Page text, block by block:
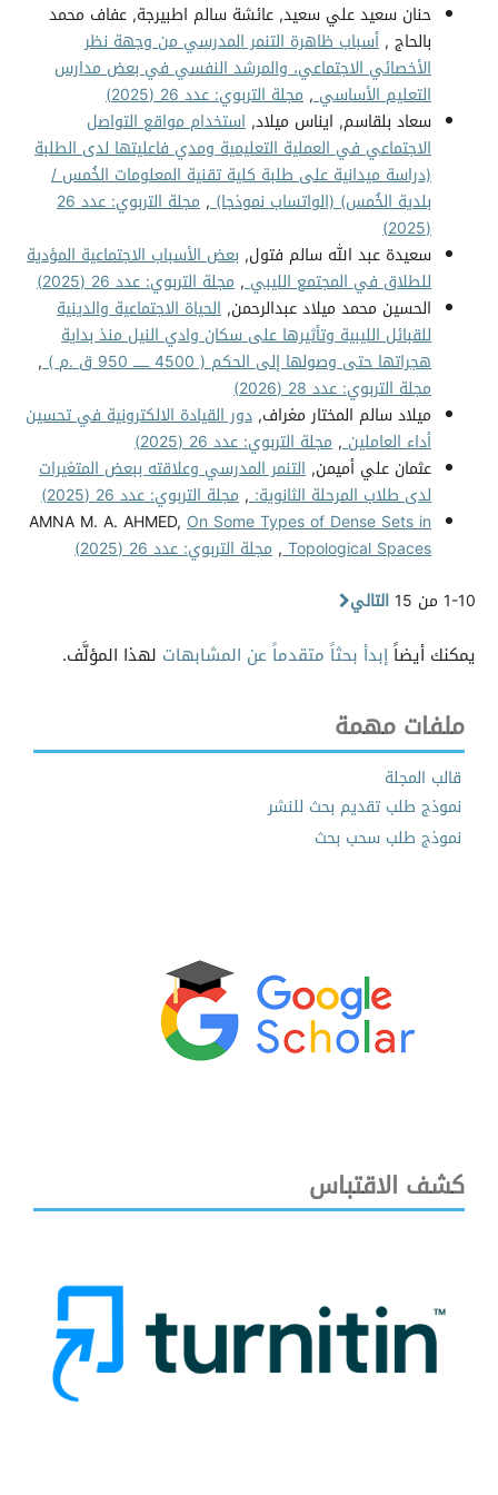
حنان سعيد علي سعيد, عائشة سالم اطبيرجة, عفاف محمد
بالحاج , أسباب ظاهرة التنمر المدرسي من وجهة نظر
الأخصائي الاجتماعي، والمرشد النفسي في بعض مدارس
التعليم الأساسي, مجلة التربوي: عدد 26 (2025)
سعاد بلقاسم, ايناس ميلاد, استخدام مواقع التواصل
الاجتماعي في العملية التعليمية ومدي فاعليتها لدى الطلبة
(دراسة ميدانية على طلبة كلية تقنية المعلومات الخُمس /
بلدية الخُمس) (الواتساب نموذجا),
مجلة التربوي: عدد 26
(2025)
سعيدة عبد الله سالم فتول, بعض الأسباب الاجتماعية المؤدية
للطلاق في المجتمع الليبي, مجلة التربوي: عدد 26 (2025)
الحسين محمد ميلاد عبدالرحمن, الحياة الاجتماعية والدينية
للقبائل الليبية وتأثيرها على سكان وادي النيل منذ بداية
هجراتها حتى وصولها إلى الحكم ( 4500 ـــــــ 950 ق .م )
,
مجلة التربوي: عدد 28 (2026)
ميلاد سالم المختار مغراف, دور القيادة الالكترونية في تحسين
أداء العاملين, مجلة التربوي: عدد 26 (2025)
عثمان علي أميمن, التنمر المدرسي وعلاقته ببعض المتغيرات
لدى طلاب المرحلة الثانوية:, مجلة التربوي: عدد 26 (2025)
AMNA M. A. AHMED,On Some Types of Dense Sets in
Topological Spaces
, مجلة التربوي: عدد 26 (2025)
1-10 من 15
التالي
يمكنك أيضاًإبدأ بحثاً متقدماً عن المشابهات لهذا المؤلَّف.
ملفات مهمة
قالب المجلة
نموذج طلب تقديم بحث للنشر
نموذج طلب سحب بحث
كشف الاقتباس